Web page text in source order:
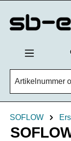
SOFLOW